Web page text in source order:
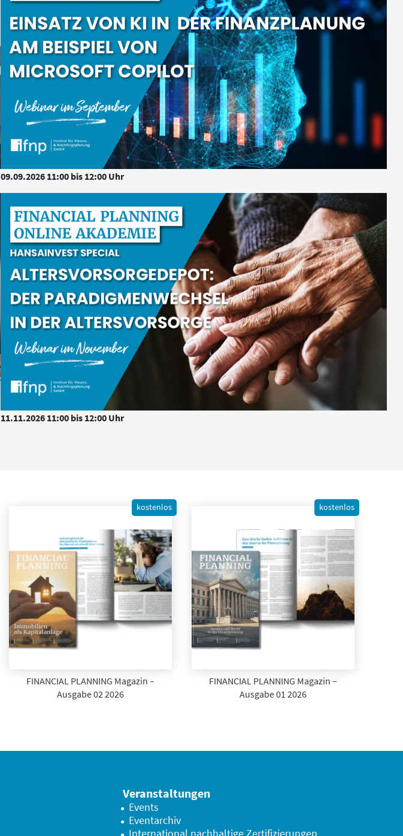
09.09.2026 11:00 bis 12:00 Uhr
11.11.2026 11:00 bis 12:00 Uhr
FINANCIAL PLANNING Magazin –
Ausgabe 02 2026
kostenlos
FINANCIAL PLANNING Magazin –
Ausgabe 01 2026
kostenlos
Veranstaltungen
Events
Eventarchiv
International nachhaltige Zertifizierungen